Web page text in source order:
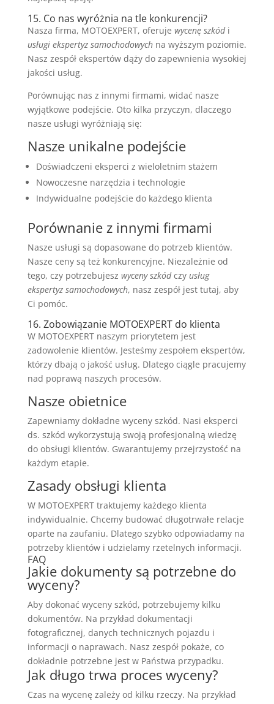
15. Co nas wyróżnia na tle konkurencji?
Nasza firma, MOTOEXPERT, oferuje wycenę szkódi
usługi ekspertyz samochodowychna wyższym poziomie.
Nasz zespół ekspertów dąży do zapewnienia wysokiej
jakości usług.
Porównując nas z innymi firmami, widać nasze
wyjątkowe podejście. Oto kilka przyczyn, dlaczego
nasze usługi wyróżniają się:
Nasze unikalne podejście
Doświadczeni eksperci z wieloletnim stażem
Nowoczesne narzędzia i technologie
Indywidualne podejście do każdego klienta
Porównanie z innymi firmami
Nasze usługi są dopasowane do potrzeb klientów.
Nasze ceny są też konkurencyjne. Niezależnie od
tego, czy potrzebujesz wyceny szkódczy usług
ekspertyz samochodowych, nasz zespół jest tutaj, aby
Ci pomóc.
16. Zobowiązanie MOTOEXPERT do klienta
W MOTOEXPERT naszym priorytetem jest
zadowolenie klientów. Jesteśmy zespołem ekspertów,
którzy dbają o jakość usług. Dlatego ciągle pracujemy
nad poprawą naszych procesów.
Nasze obietnice
Zapewniamy dokładne wyceny szkód. Nasi eksperci
ds. szkód wykorzystują swoją profesjonalną wiedzę
do obsługi klientów. Gwarantujemy przejrzystość na
każdym etapie.
Zasady obsługi klienta
W MOTOEXPERT traktujemy każdego klienta
indywidualnie. Chcemy budować długotrwałe relacje
oparte na zaufaniu. Dlatego szybko odpowiadamy na
potrzeby klientów i udzielamy rzetelnych informacji.
FAQ
Jakie dokumenty są potrzebne do
wyceny?
Aby dokonać wyceny szkód, potrzebujemy kilku
dokumentów. Na przykład dokumentacji
fotograficznej, danych technicznych pojazdu i
informacji o naprawach. Nasz zespół pokaże, co
dokładnie potrzebne jest w Państwa przypadku.
Jak długo trwa proces wyceny?
Czas na wycenę zależy od kilku rzeczy. Na przykład